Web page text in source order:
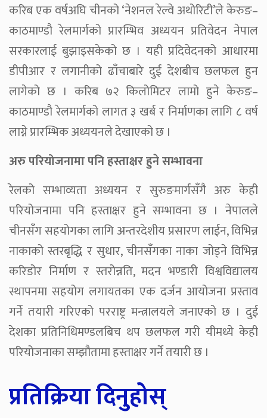
करिब एक वर्षअघि चीनको ‘नेशनल रेल्वे अथोरिटी’ले केरुङ–
काठमाण्डौ रेलमार्गको प्रारम्भिव अध्ययन प्रतिवेदन नेपाल
सरकारलाई बुझाइसकेको छ । यही प्रदिवेदनको आधारमा
डीपीआर र लगानीको ढाँचाबारे दुई देशबीच छलफल हुन
लागेको छ । करिब ७२ किलोमिटर लामो हुने केरुङ–
काठमाण्डौ रेलमार्गको लागत ३ खर्ब र निर्माणका लागि ८ वर्ष
लाग्ने प्रारम्भिक अध्ययनले देखाएको छ ।
अरु परियोजनामा पनि हस्ताक्षर हुने सम्भावना
रेलको सम्भाव्यता अध्ययन र सुरुङमार्गसँगै अरु केही
परियोजनामा पनि हस्ताक्षर हुने सम्भावना छ । नेपालले
चीनसँग सहयोगका लागि अन्तरदेशीय प्रसारण लाईन, विभिन्न
नाकाको स्तरबृद्धि र सुधार, चीनसँगका नाका जोड्ने विभिन्न
करिडोर निर्माण र स्तरोन्नति, मदन भण्डारी विश्वविद्यालय
स्थापनमा सहयोग लगायतका एक दर्जन आयोजना प्रस्ताव
गर्ने तयारी गरिएको परराष्ट्र मन्त्रालयले जनाएको छ । दुई
देशका प्रतिनिधिमण्डलबिच थप छलफल गरी यीमध्ये केही
परियोजनाका सम्झौतामा हस्ताक्षर गर्ने तयारी छ ।
प्रतिक्रिया दिनुहोस्